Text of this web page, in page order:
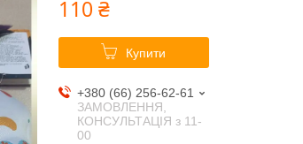
110 ₴
Купити
+380 (66) 256-62-61
ЗАМОВЛЕННЯ,
КОНСУЛЬТАЦІЯ з 11-
00